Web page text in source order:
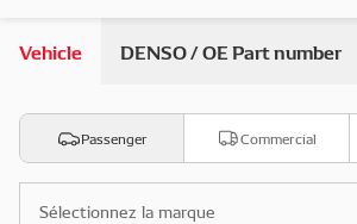
Vehicle DENSO / OE Part number
Passenger Commercial
Sélectionnez la marque